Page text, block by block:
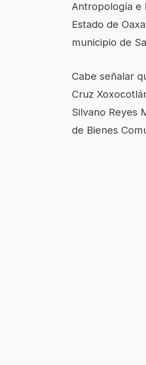
Antropología e
Estado de
municipio de
Cabe señalar
Cruz
Silvano Reyes
de Bienes